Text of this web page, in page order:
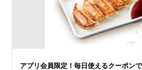
ューがコクをプラス。
食べ応え抜群の「野菜たっぷりタンメ
て整える春の一杯としてお楽しみくだ
アプリ会員限定！毎日使えるクーポン